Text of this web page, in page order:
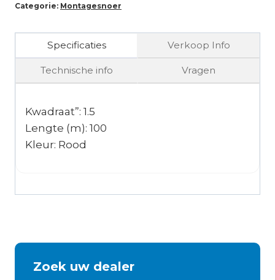
Categorie: Montagesnoer
Specificaties Verkoop Info
Technische info Vragen
Kwadraat”: 1.5
Lengte (m): 100
Kleur: Rood
Zoek uw dealer